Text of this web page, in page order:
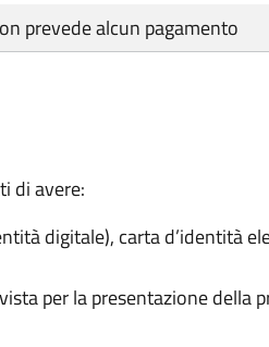
prevede alcun pagamento
di avere:
digitale), carta d’identità
per la presentazione della